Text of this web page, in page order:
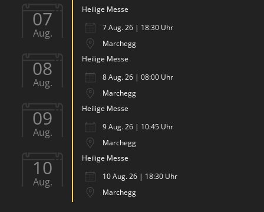
07
Aug.
Heilige Messe
7 Aug. 26 | 18:30 Uhr
Marchegg
08
Aug.
Heilige Messe
8 Aug. 26 | 08:00 Uhr
Marchegg
09
Aug.
Heilige Messe
9 Aug. 26 | 10:45 Uhr
Marchegg
10
Aug.
Heilige Messe
10 Aug. 26 | 18:30 Uhr
Marchegg